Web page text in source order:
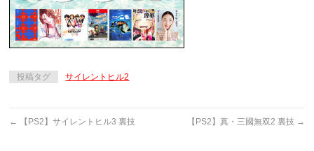
投稿タグ サイレントヒル2
← 【PS2】サイレントヒル3 裏技 【PS2】真・三國無双2 裏技 →